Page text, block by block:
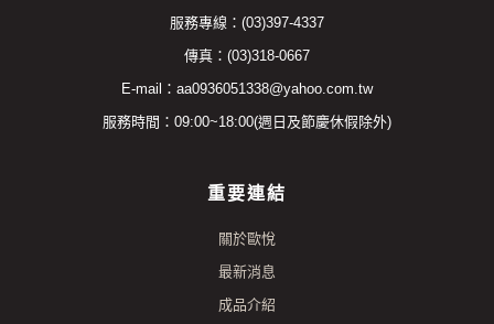
服務專線：(03)397-4337
傳真：(03)318-0667
E-mail：aa0936051338@yahoo.com.tw
服務時間：09:00~18:00(週日及節慶休假除外)
重要連結
關於歐悅
最新消息
成品介紹